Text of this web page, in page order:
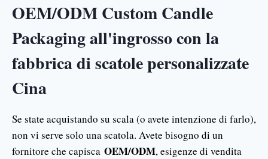
OEM/ODM Custom Candle
Packaging all'ingrosso con la
fabbrica di scatole personalizzate
Cina
Se state acquistando su scala (o avete intenzione di farlo),
non vi serve solo una scatola. Avete bisogno di un
fornitore che capisca OEM/ODM, esigenze di vendita